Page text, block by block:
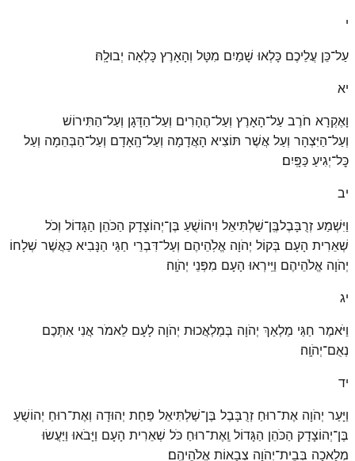
י
עַל־כֵּן עֲלֵיכֶם כָּלְאוּ שָׁמַיִם מִטָּל וְהָאָרֶץ כָּלְאָה יְבוּלָֽהּ׃
יא
וָאֶקְרָא חֹרֶב עַל־הָאָרֶץ וְעַל־הֶהָרִים וְעַל־הַדָּגָן וְעַל־הַתִּירוֹשׁ
וְעַל־הַיִּצְהָר וְעַל אֲשֶׁר תּוֹצִיא הָאֲדָמָה וְעַל־הָֽאָדָם וְעַל־הַבְּהֵמָה וְעַל
כׇּל־יְגִיעַ כַּפָּֽיִם׃
יב
וַיִּשְׁמַע זְרֻבָּבֶלבֶּֽן־שַׁלְתִּיאֵל וִיהוֹשֻׁעַ בֶּן־יְהוֹצָדָק הַכֹּהֵן הַגָּדוֹל וְכֹל
שְׁאֵרִית הָעָם בְּקוֹל יְהֹוָה אֱלֹֽהֵיהֶם וְעַל־דִּבְרֵי חַגַּי הַנָּבִיא כַּאֲשֶׁר שְׁלָחוֹ
יְהֹוָה אֱלֹהֵיהֶם וַיִּֽירְאוּ הָעָם מִפְּנֵי יְהֹוָֽה׃
יג
וַיֹּאמֶר חַגַּי מַלְאַךְ יְהֹוָה בְּמַלְאֲכוּת יְהֹוָה לָעָם לֵאמֹר אֲנִי אִתְּכֶם
נְאֻם־יְהֹוָֽה׃
יד
וַיָּעַר יְהֹוָה אֶת־רוּחַ זְרֻבָּבֶל בֶּן־שַׁלְתִּיאֵל פַּחַת יְהוּדָה וְאֶת־רוּחַ יְהוֹשֻׁעַ
בֶּן־יְהוֹצָדָק הַכֹּהֵן הַגָּדוֹל וְֽאֶת־רוּחַ כֹּל שְׁאֵרִית הָעָם וַיָּבֹאוּ וַיַּעֲשׂוּ
מְלָאכָה בְּבֵית־יְהֹוָה צְבָאוֹת אֱלֹהֵיהֶֽם׃